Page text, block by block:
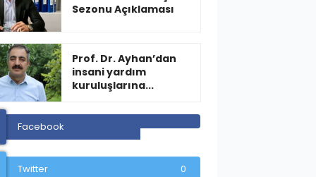
Sezonu Açıklaması
Prof. Dr. Ayhan’dan
insani yardım
kuruluşlarına...
Facebook
Twitter 0